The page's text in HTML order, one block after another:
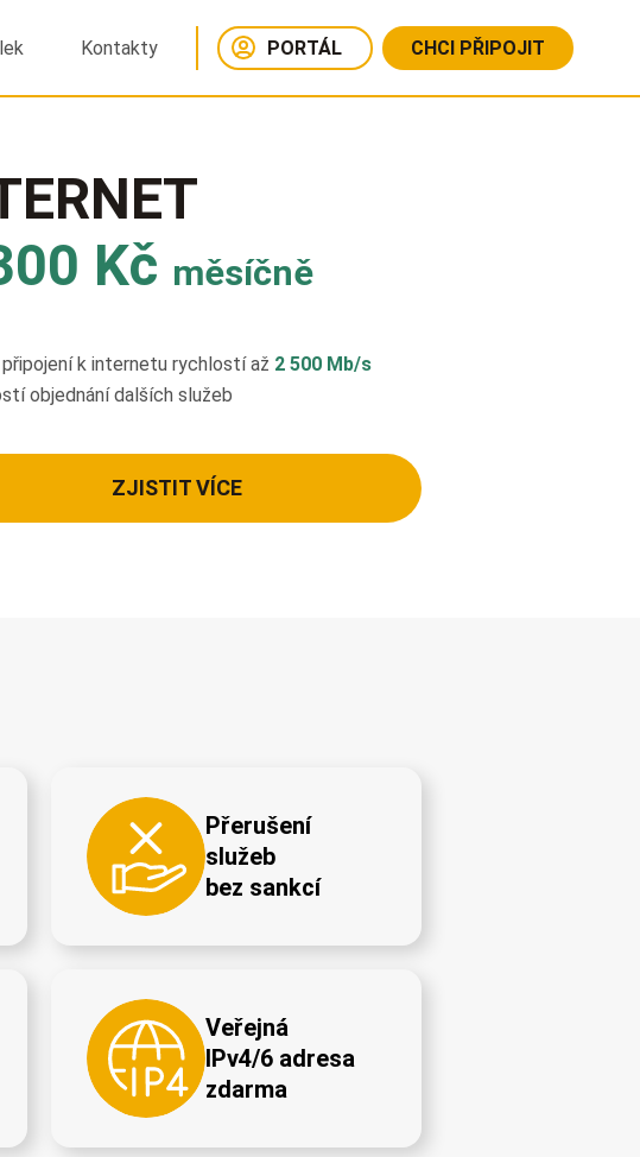
Kontakty PORTÁL CHCI PŘIPOJIT
Kč měsíčně
k internetu rychlostí až 2 500 Mb/s
objednání dalších služeb
ZJISTIT VÍCE
Přerušení
služeb
bez sankcí
Veřejná
IPv4/6 adresa
zdarma